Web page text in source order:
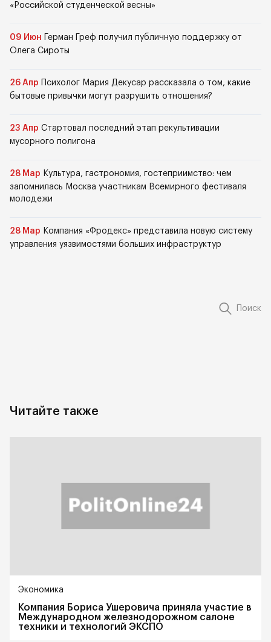
«Российской студенческой весны»
09 Июн
Герман Греф получил публичную поддержку от
Олега Сироты
26 Апр
Психолог Мария Декусар рассказала о том, какие
бытовые привычки могут разрушить отношения?
23 Апр Стартовал последний этап рекультивации
мусорного полигона
28 Мар Культура, гастрономия, гостеприимство: чем
запомнилась Москва участникам Всемирного фестиваля
молодежи
28 Мар Компания «Фродекс» представила новую систему
управления уязвимостями больших инфраструктур
Поиск
Читайте также
Экономика
Компания Бориса Ушеровича приняла участие в
Международном железнодорожном салоне
техники и технологий ЭКСПО